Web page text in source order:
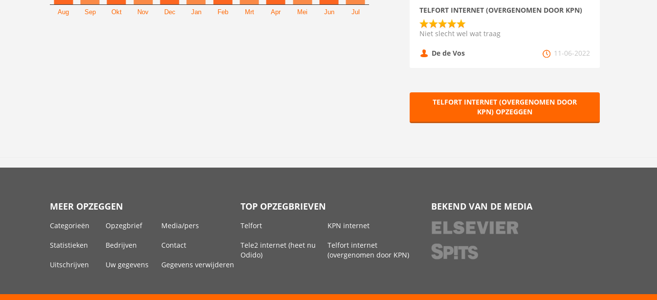
Aug Sep Okt Nov Dec Jan Feb Mrt Apr Mei Jun Jul TELFORT INTERNET (OVERGENOMEN DOOR KPN)
Niet slecht wel wat traag
De de Vos 11-06-2022
TELFORT INTERNET (OVERGENOMEN DOOR
KPN) OPZEGGEN
MEER OPZEGGEN
Categorieën Opzegbrief Media/pers
Statistieken Bedrijven Contact
Uitschrijven Uw gegevens Gegevens verwijderen
TOP OPZEGBRIEVEN
Telfort KPN internet
Tele2 internet (heet nu
Odido)
Telfort internet
(overgenomen door KPN)
BEKEND VAN DE MEDIA